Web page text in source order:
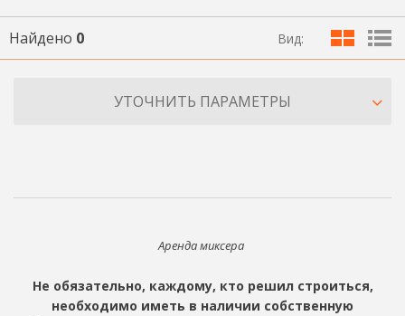
Найдено 0 Вид:
УТОЧНИТЬ ПАРАМЕТРЫ
Аренда миксера
Не обязательно, каждому, кто решил строиться,
необходимо иметь в наличии собственную